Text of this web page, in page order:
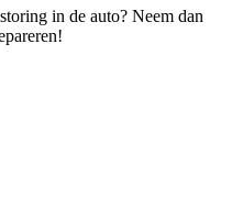
in de auto? Neem dan